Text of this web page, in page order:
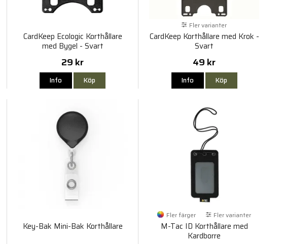
CardKeep Ecologic Korthållare
med Bygel - Svart
29 kr
Info Köp
Fler varianter
CardKeep Korthållare med Krok -
Svart
49 kr
Info Köp
Key-Bak Mini-Bak Korthållare
Fler färger Fler varianter
M-Tac ID Korthållare med
Kardborre